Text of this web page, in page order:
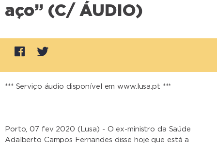
aço” (C/ ÁUDIO)
*** Serviço áudio disponível em www.lusa.pt ***
Porto, 07 fev 2020 (Lusa) - O ex-ministro da Saúde
Adalberto Campos Fernandes disse hoje que está a